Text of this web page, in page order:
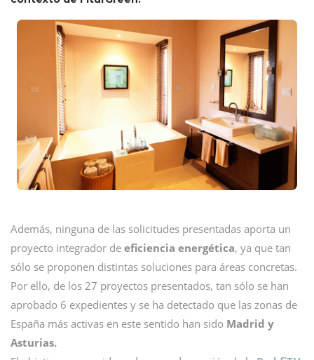
Además, ninguna de las solicitudes presentadas aporta un
proyecto integrador de eficiencia energética, ya que tan
sólo se proponen distintas soluciones para áreas concretas.
Por ello, de los 27 proyectos presentados, tan sólo se han
aprobado 6 expedientes y se ha detectado que las zonas de
España más activas en este sentido han sido Madrid y
Asturias.